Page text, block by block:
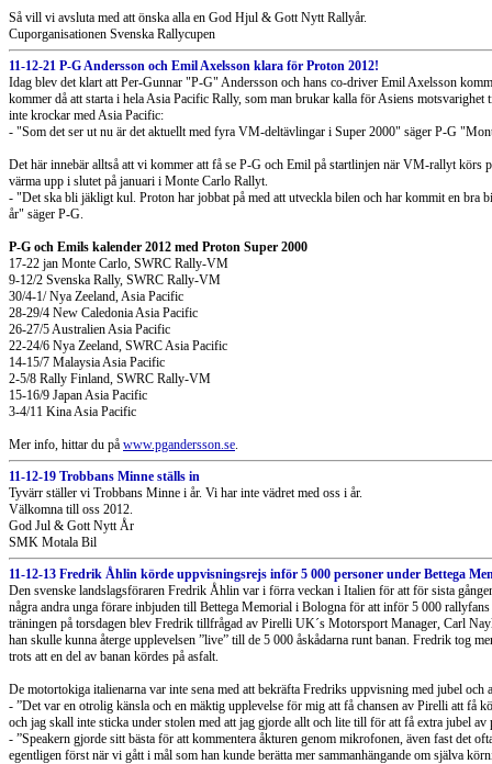
Så vill vi avsluta med att önska alla en God Hjul & Gott Nytt Rallyår.
Cuporganisationen Svenska Rallycupen
11-12-21 P-G Andersson och Emil Axelsson klara för Proton 2012!
Idag blev det klart att Per-Gunnar "P-G" Andersson och hans co-driver Emil Axelsson
kommer då att starta i hela Asia Pacific Rally, som man brukar kalla för Asiens
inte krockar med Asia Pacific:
- "Som det ser ut nu är det aktuellt med fyra VM-deltävlingar i Super 2000" säger P-G
Det här innebär alltså att vi kommer att få se P-G och Emil på startlinjen när VM-rallyt körs
värma upp i slutet på januari i Monte Carlo Rallyt.
- "Det ska bli jäkligt kul. Proton har jobbat på med att utveckla bilen och har kommit en bra
år" säger P-G.
P-G och Emils kalender 2012 med Proton Super 2000
17-22 jan Monte Carlo, SWRC Rally-VM
9-12/2 Svenska Rally, SWRC Rally-VM
30/4-1/ Nya Zeeland, Asia Pacific
28-29/4 New Caledonia Asia Pacific
26-27/5 Australien Asia Pacific
22-24/6 Nya Zeeland, SWRC Asia Pacific
14-15/7 Malaysia Asia Pacific
2-5/8 Rally Finland, SWRC Rally-VM
15-16/9 Japan Asia Pacific
3-4/11 Kina Asia Pacific
Mer info, hittar du på www.pgandersson.se.
11-12-19 Trobbans Minne ställs in
Tyvärr ställer vi Trobbans Minne i år. Vi har inte vädret med oss i år.
Välkomna till oss 2012.
God Jul & Gott Nytt År
SMK Motala Bil
11-12-13 Fredrik Åhlin körde uppvisningsrejs inför 5 000 personer under Bettega
Den svenske landslagsföraren Fredrik Åhlin var i förra veckan i Italien för att för sista
några andra unga förare inbjuden till Bettega Memorial i Bologna för att inför 5 000
träningen på torsdagen blev Fredrik tillfrågad av Pirelli UK´s Motorsport Manager, Carl
han skulle kunna återge upplevelsen ”live” till de 5 000 åskådarna runt banan. Fredrik tog
trots att en del av banan kördes på asfalt.
De motortokiga italienarna var inte sena med att bekräfta Fredriks uppvisning med jubel och
- ”Det var en otrolig känsla och en mäktig upplevelse för mig att få chansen av Pirelli att få
och jag skall inte sticka under stolen med att jag gjorde allt och lite till för att få extra jubel
- ”Speakern gjorde sitt bästa för att kommentera åkturen genom mikrofonen, även fast det
egentligen först när vi gått i mål som han kunde berätta mer sammanhängande om själva